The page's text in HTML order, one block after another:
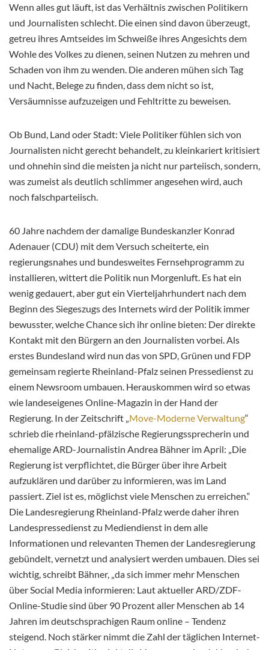
Wenn alles gut läuft, ist das Verhältnis zwischen Politikern
und Journalisten schlecht. Die einen sind davon überzeugt,
getreu ihres Amtseides im Schweiße ihres Angesichts dem
Wohle des Volkes zu dienen, seinen Nutzen zu mehren und
Schaden von ihm zu wenden. Die anderen mühen sich Tag
und Nacht, Belege zu finden, dass dem nicht so ist,
Versäumnisse aufzuzeigen und Fehltritte zu beweisen.
Ob Bund, Land oder Stadt: Viele Politiker fühlen sich von
Journalisten nicht gerecht behandelt, zu kleinkariert kritisiert
und ohnehin sind die meisten ja nicht nur parteiisch, sondern,
was zumeist als deutlich schlimmer angesehen wird, auch
noch falschparteiisch.
60 Jahre nachdem der damalige Bundeskanzler Konrad
Adenauer (CDU) mit dem Versuch scheiterte, ein
regierungsnahes und bundesweites Fernsehprogramm zu
installieren, wittert die Politik nun Morgenluft. Es hat ein
wenig gedauert, aber gut ein Vierteljahrhundert nach dem
Beginn des Siegeszugs des Internets wird der Politik immer
bewusster, welche Chance sich ihr online bieten: Der direkte
Kontakt mit den Bürgern an den Journalisten vorbei. Als
erstes Bundesland wird nun das von SPD, Grünen und FDP
gemeinsam regierte Rheinland-Pfalz seinen Pressedienst zu
einem Newsroom umbauen. Herauskommen wird so etwas
wie landeseigenes Online-Magazin in der Hand der
Regierung. In der Zeitschrift „ Move-Moderne Verwaltung“
schrieb die rheinland-pfälzische Regierungssprecherin und
ehemalige ARD-Journalistin Andrea Bähner im April: „Die
Regierung ist verpflichtet, die Bürger über ihre Arbeit
aufzuklären und darüber zu informieren, was im Land
passiert. Ziel ist es, möglichst viele Menschen zu erreichen.“
Die Landesregierung Rheinland-Pfalz werde daher ihren
Landespressedienst zu Mediendienst in dem alle
Informationen und relevanten Themen der Landesregierung
gebündelt, vernetzt und analysiert werden umbauen. Dies sei
wichtig, schreibt Bähner, „da sich immer mehr Menschen
über Social Media informieren: Laut aktueller ARD/ZDF-
Online-Studie sind über 90 Prozent aller Menschen ab 14
Jahren im deutschsprachigen Raum online – Tendenz
steigend. Noch stärker nimmt die Zahl der täglichen Internet-